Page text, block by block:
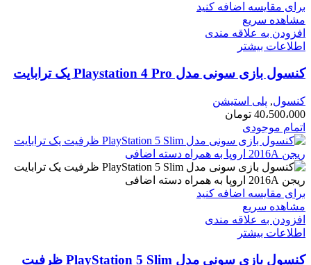
برای مقایسه اضافه کنید
مشاهده سریع
افزودن به علاقه مندی
اطلاعات بیشتر
کنسول بازی سونی مدل Playstation 4 Pro یک ترابایت
کنسول, پلی استیشن
40،500،000 تومان
اتمام موجودی
برای مقایسه اضافه کنید
مشاهده سریع
افزودن به علاقه مندی
اطلاعات بیشتر
کنسول بازی سونی مدل PlayStation 5 Slim ظرفیت